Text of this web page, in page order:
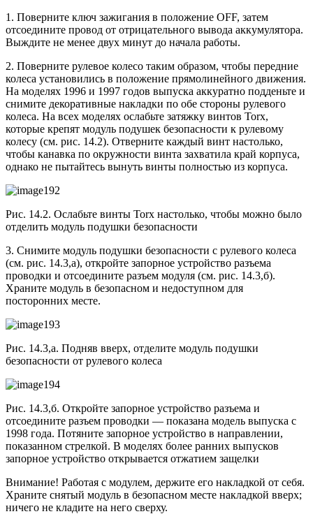
1. Поверните ключ зажигания в положение OFF, затем
отсоедините провод от отрицательного вывода аккумулятора.
Выждите не менее двух минут до начала работы.
2. Поверните рулевое колесо таким образом, чтобы передние
колеса установились в положение прямолинейного движения.
На моделях 1996 и 1997 годов выпуска аккуратно подденьте и
снимите декоративные накладки по обе стороны рулевого
колеса. На всех моделях ослабьте затяжку винтов Тоrx,
которые крепят модуль подушек безопасности к рулевому
колесу (см. рис. 14.2). Отверните каждый винт настолько,
чтобы канавка по окружности винта захватила край корпуса,
однако не пытайтесь вынуть винты полностью из корпуса.
Рис. 14.2. Ослабьте винты Тоrx настолько, чтобы можно было
отделить модуль подушки безопасности
3. Снимите модуль подушки безопасности с рулевого колеса
(см. рис. 14.3,а), откройте запорное устройство разъема
проводки и отсоедините разъем модуля (см. рис. 14.3,б).
Храните модуль в безопасном и недоступном для
посторонних месте.
Рис. 14.3,а. Подняв вверх, отделите модуль подушки
безопасности от рулевого колеса
Рис. 14.3,б. Откройте запорное устройство разъема и
отсоедините разъем проводки — показана модель выпуска с
1998 года. Потяните запорное устройство в направлении,
показанном стрелкой. В моделях более ранних выпусков
запорное устройство открывается отжатием защелки
Внимание! Работая с модулем, держите его накладкой от себя.
Храните снятый модуль в безопасном месте накладкой вверх;
ничего не кладите на него сверху.